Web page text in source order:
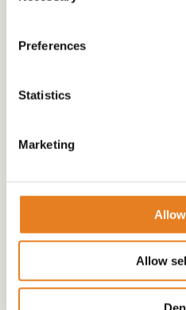
Preferences
Statistics
Marketing
Allow
VEGA plateau √
€